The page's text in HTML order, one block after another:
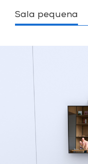
Sala pequena